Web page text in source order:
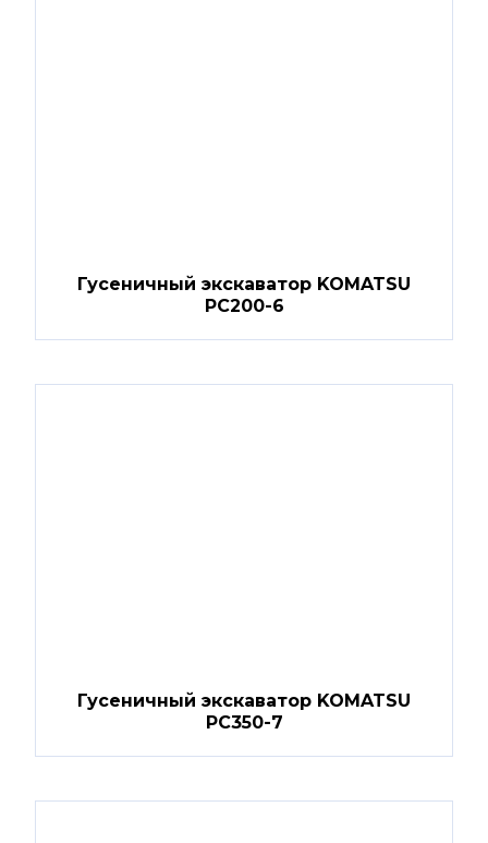
Гусеничный экскаватор KOMATSU
PC200-6
Гусеничный экскаватор KOMATSU
PC350-7